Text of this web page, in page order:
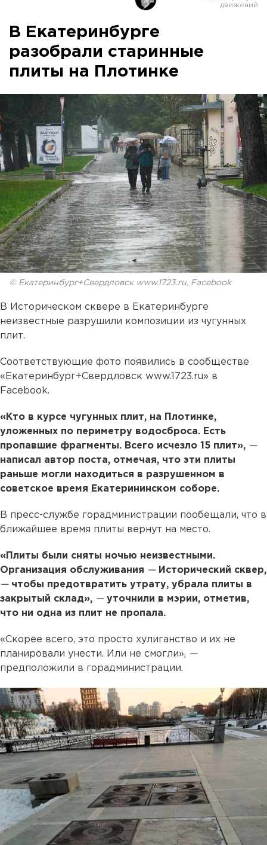
В Екатеринбурге
разобрали старинные
плиты на Плотинке
© Екатеринбург+Свердловск www.1723.ru, Facebook
В Историческом сквере в Екатеринбурге
неизвестные разрушили композиции из чугунных
плит.
Соответствующие фото появились в сообществе
«Екатеринбург+Свердловск www.1723.ru» в
Facebook.
«Кто в курсе чугунных плит, на Плотинке,
уложенных по периметру водосброса. Есть
пропавшие фрагменты. Всего исчезло 15 плит», —
написал автор поста, отмечая, что эти плиты
раньше могли находиться в разрушенном в
советское время Екатерининском соборе.
В пресс-службе горадминистрации пообещали, что в
ближайшее время плиты вернут на место.
«Плиты были сняты ночью неизвестными.
Организация обслуживания —Исторический сквер,
— чтобы предотвратить утрату, убрала плиты в
закрытый склад», —уточнили в мэрии, отметив,
что ни одна из плит не пропала.
«Скорее всего, это просто хулиганство и их не
планировали унести. Или не смогли», —
предположили в горадминистрации.